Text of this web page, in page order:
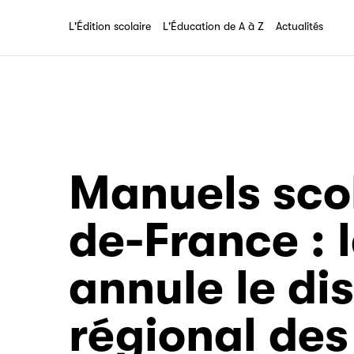
L'Édition scolaire L'Éducation de A à Z Actualités
Manuels
de-France :
annule le
régional